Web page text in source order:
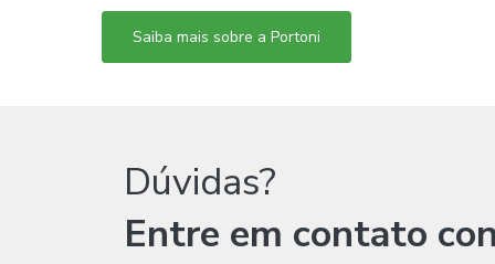
Saiba mais sobre a Portoni
Dúvidas?
Entre em contato